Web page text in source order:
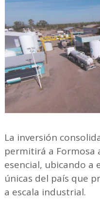
La inversión
permitirá a Formosa
esencial, ubicando a
únicas del país que
a escala industrial.